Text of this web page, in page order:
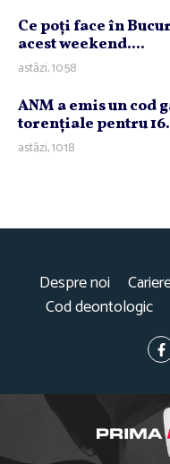
Ce poţi face în
acest weekend....
astăzi, 10:58
ANM a emis un cod
torenţiale pentru
astăzi, 10:18
Despre noi
Cod deontologic